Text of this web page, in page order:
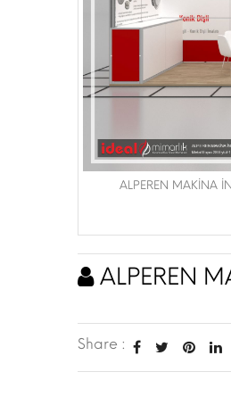
ALPEREN MAKİNA
ALPEREN
Share :